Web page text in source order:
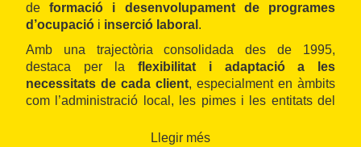
deformació i desenvolupament de programes
d’ocupació i inserció laboral .
Amb una trajectòria consolidada des de 1995,
destaca per laflexibilitat i adaptació a les
necessitats de cada client, especialment en àmbits
com l’administració local, les pimes i les entitats del
solucions integrades i eficients
Llegir més